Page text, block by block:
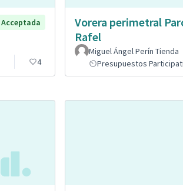
Acceptada
4
Vorera perimetral
Rafel
Miguel Ángel Perín Tienda
Presupuestos